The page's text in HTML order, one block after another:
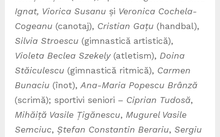
Ignat, Viorica Susanu și Veronica Cochela-
Cogeanu (canotaj), Cristian Gațu (handbal),
Silvia Stroescu (gimnastică artistică),
Violeta Beclea Szekely(atletism), Doina
Stăiculescu (gimnastică ritmică), Carmen
Bunaciu (înot), Ana-Maria Popescu Brânză
(scrimă); sportivi seniori – Ciprian Tudosă,
Mihăiță Vasile Țigănescu, Mugurel Vasile
Semciuc, Ștefan Constantin Berariu, Sergiu